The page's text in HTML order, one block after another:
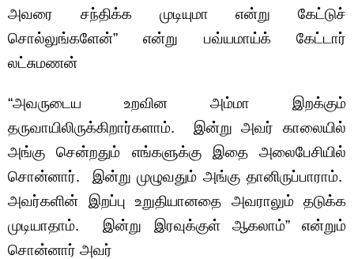
அவரை சந்திக்க முடியுமா என்று கேட்டுச்
சொல்லுங்களேன்” என்று பவ்யமாய்க் கேட்டார்
லட்சுமணன்
“அவருடைய உறவின அம்மா இறக்கும்
தருவாயிலிருக்கிறார்களாம். இன்று அவர் காலையில்
அங்கு சென்றதும் எங்களுக்கு இதை அலைபேசியில்
சொன்னார். இன்று முழுவதும் அங்கு தானிருப்பாராம்.
அவர்களின் இறப்பு உறுதியானதை அவராலும் தடுக்க
முடியாதாம். இன்று இரவுக்குள் ஆகலாம்” என்றும்
சொன்னார் அவர்